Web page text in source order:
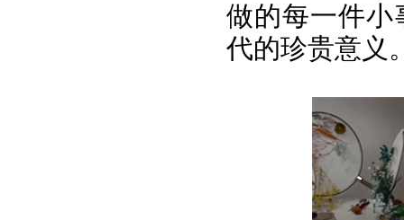
做的每一件小
代的珍贵意义